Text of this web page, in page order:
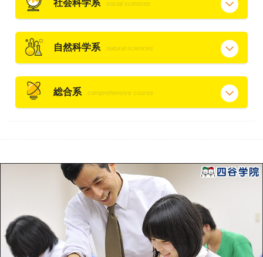
社会科学系 social sciences
自然科学系 natural sciences
総合系 comprehensive course